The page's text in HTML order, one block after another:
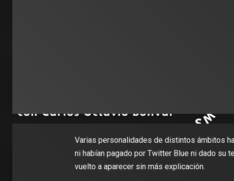
Varias personalidades de distintos ámbitos
ni habían pagado por Twitter Blue ni dado su
vuelto a aparecer sin más explicación.